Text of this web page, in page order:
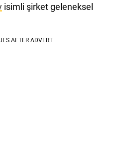
isimli şirket geleneksel